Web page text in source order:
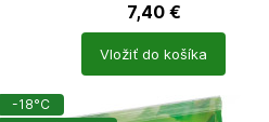
7,40 €
Vložiť do košíka
-18°C